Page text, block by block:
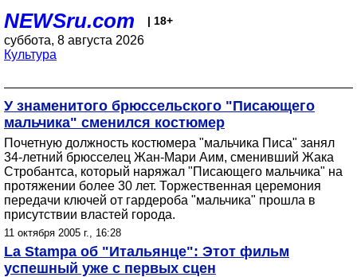
NEWSru.com | 18+
суббота, 8 августа 2026
Культура
У знаменитого брюссельского "Писающего
мальчика" сменился костюмер
Почетную должность костюмера "мальчика Писа" занял
34-летний брюсселец Жан-Мари Аим, сменивший Жака
Стробантса, который наряжал "Писающего мальчика" на
протяжении более 30 лет. Торжественная церемония
передачи ключей от гардероба "мальчика" прошла в
присутствии властей города.
11 октября 2005 г., 16:28
La Stampa об "Итальянце": Этот фильм
успешный уже с первых сцен